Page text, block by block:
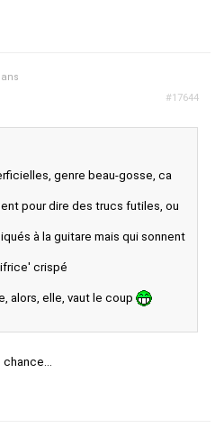
#17644
genre beau-gosse, ca
pour dire des trucs futiles, ou
à la guitare mais qui sonnent
crispé
alors, elle, vaut le coup
chance...